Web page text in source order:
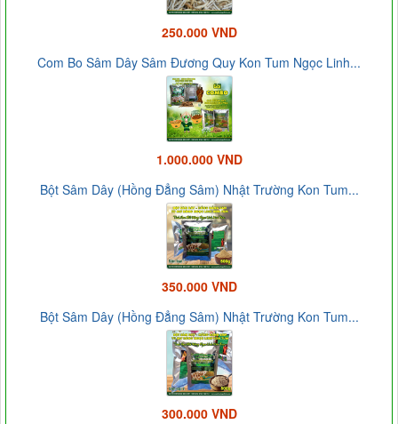
250.000 VND
Com Bo Sâm Dây Sâm Đương Quy Kon Tum Ngọc Linh...
1.000.000 VND
Bột Sâm Dây (Hồng Đẳng Sâm) Nhật Trường Kon Tum...
350.000 VND
Bột Sâm Dây (Hồng Đẳng Sâm) Nhật Trường Kon Tum...
300.000 VND